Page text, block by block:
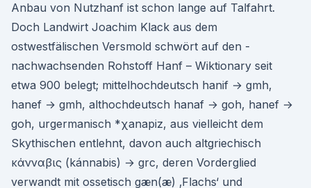
Anbau von Nutzhanf ist schon lange auf Talfahrt.
Doch Landwirt Joachim Klack aus dem
ostwestfälischen Versmold schwört auf den ­
nachwachsenden Rohstoff Hanf – Wiktionary seit
etwa 900 belegt; mittelhochdeutsch hanif → gmh,
hanef → gmh, althochdeutsch hanaf → goh, hanef →
goh, urgermanisch *χanapiz, aus vielleicht dem
Skythischen entlehnt, davon auch altgriechisch
κάνναβις (kánnabis) → grc, deren Vorderglied
verwandt mit ossetisch gæn(æ) ‚Flachs‘ und